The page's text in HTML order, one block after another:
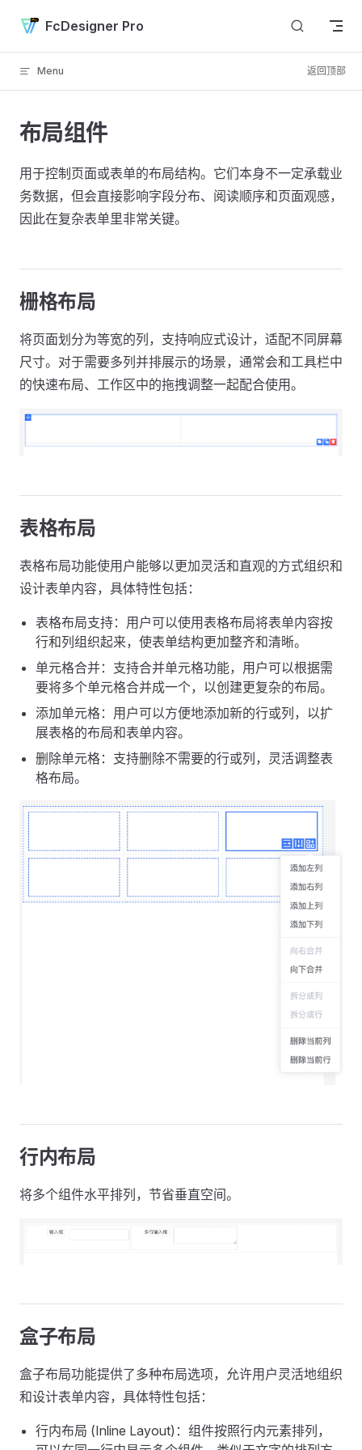
Skip to content
FcDesigner Pro
Menu 返回顶部
布局组件
用于控制页面或表单的布局结构。它们本身不一定承载业
务数据，但会直接影响字段分布、阅读顺序和页面观感，
因此在复杂表单里非常关键。
栅格布局
将页面划分为等宽的列，支持响应式设计，适配不同屏幕
尺寸。对于需要多列并排展示的场景，通常会和工具栏中
的快速布局、工作区中的拖拽调整一起配合使用。
表格布局
表格布局功能使用户能够以更加灵活和直观的方式组织和
设计表单内容，具体特性包括：
表格布局支持：用户可以使用表格布局将表单内容按
行和列组织起来，使表单结构更加整齐和清晰。
单元格合并：支持合并单元格功能，用户可以根据需
要将多个单元格合并成一个，以创建更复杂的布局。
添加单元格：用户可以方便地添加新的行或列，以扩
展表格的布局和表单内容。
删除单元格：支持删除不需要的行或列，灵活调整表
格布局。
行内布局
将多个组件水平排列，节省垂直空间。
盒子布局
盒子布局功能提供了多种布局选项，允许用户灵活地组织
和设计表单内容，具体特性包括：
行内布局 (Inline Layout)：组件按照行内元素排列，